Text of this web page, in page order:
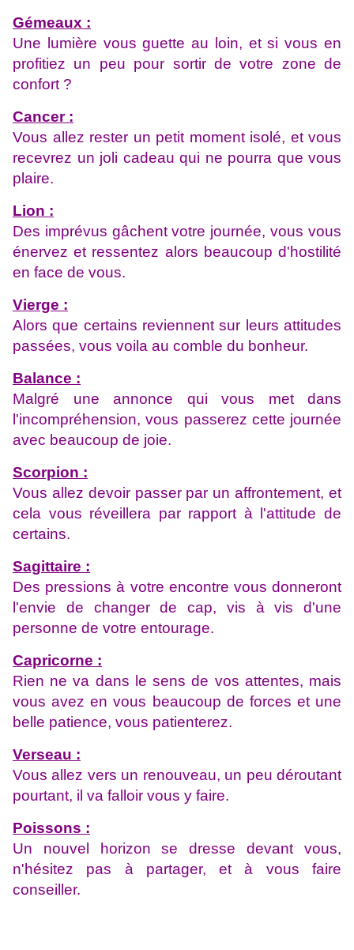
Gémeaux :
Une lumière vous guette au loin, et si vous en
profitiez un peu pour sortir de votre zone de
confort ?
Cancer :
Vous allez rester un petit moment isolé, et vous
recevrez un joli cadeau qui ne pourra que vous
plaire.
Lion :
Des imprévus gâchent votre journée, vous vous
énervez et ressentez alors beaucoup d'hostilité
en face de vous.
Vierge :
Alors que certains reviennent sur leurs attitudes
passées, vous voila au comble du bonheur.
Balance :
Malgré une annonce qui vous met dans
l'incompréhension, vous passerez cette journée
avec beaucoup de joie.
Scorpion :
Vous allez devoir passer par un affrontement, et
cela vous réveillera par rapport à l'attitude de
certains.
Sagittaire :
Des pressions à votre encontre vous donneront
l'envie de changer de cap, vis à vis d'une
personne de votre entourage.
Capricorne :
Rien ne va dans le sens de vos attentes, mais
vous avez en vous beaucoup de forces et une
belle patience, vous patienterez.
Verseau :
Vous allez vers un renouveau, un peu déroutant
pourtant, il va falloir vous y faire.
Poissons :
Un nouvel horizon se dresse devant vous,
n'hésitez pas à partager, et à vous faire
conseiller.